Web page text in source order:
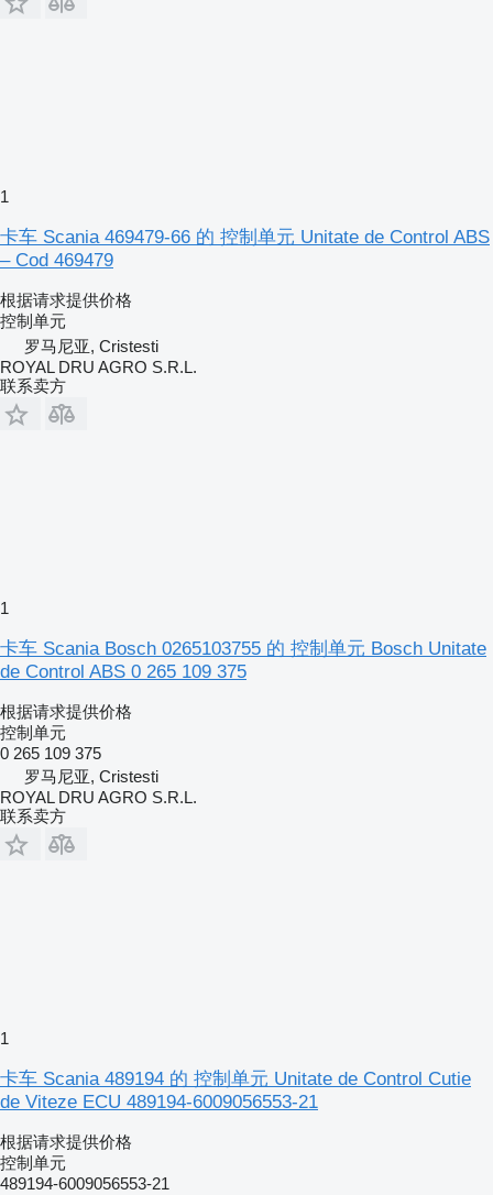
1
卡车 Scania 469479-66 的 控制单元 Unitate de Control ABS
– Cod 469479
根据请求提供价格
控制单元
罗马尼亚, Cristesti
ROYAL DRU AGRO S.R.L.
联系卖方
1
卡车 Scania Bosch 0265103755 的 控制单元 Bosch Unitate
de Control ABS 0 265 109 375
根据请求提供价格
控制单元
0 265 109 375
罗马尼亚, Cristesti
ROYAL DRU AGRO S.R.L.
联系卖方
1
卡车 Scania 489194 的 控制单元 Unitate de Control Cutie
de Viteze ECU 489194-6009056553-21
根据请求提供价格
控制单元
489194-6009056553-21